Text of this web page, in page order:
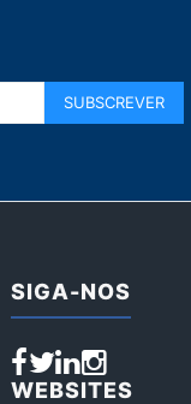
SIGA-NOS
WEBSITES